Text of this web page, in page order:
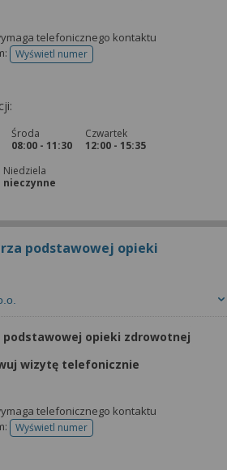
telefonicznego kontaktu
Wyświetl numertelefonu do rejestracji
Środa
08:00 - 11:30
Czwartek
12:00 - 15:35
Niedziela
nieczynne
podstawowej opieki
podstawowej opieki zdrowotnej
wizytę telefonicznie
telefonicznego kontaktu
Wyświetl numertelefonu do rejestracji